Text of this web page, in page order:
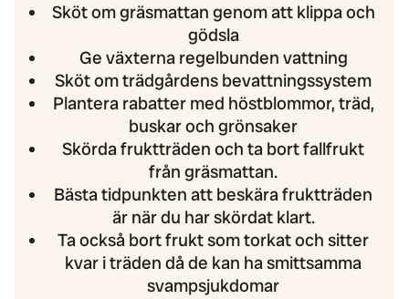
Sköt om gräsmattan genom att klippa och
gödsla
Ge växterna regelbunden vattning
Sköt om trädgårdens bevattningssystem
Plantera rabatter med höstblommor, träd,
buskar och grönsaker
Skörda fruktträden och ta bort fallfrukt
från gräsmattan.
Bästa tidpunkten att beskära fruktträden
är när du har skördat klart.
Ta också bort frukt som torkat och sitter
kvar i träden då de kan ha smittsamma
svampsjukdomar